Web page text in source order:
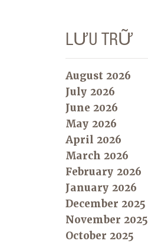
LƯU TRỮ
August 2026
July 2026
June 2026
May 2026
April 2026
March 2026
February 2026
January 2026
December 2025
November 2025
October 2025